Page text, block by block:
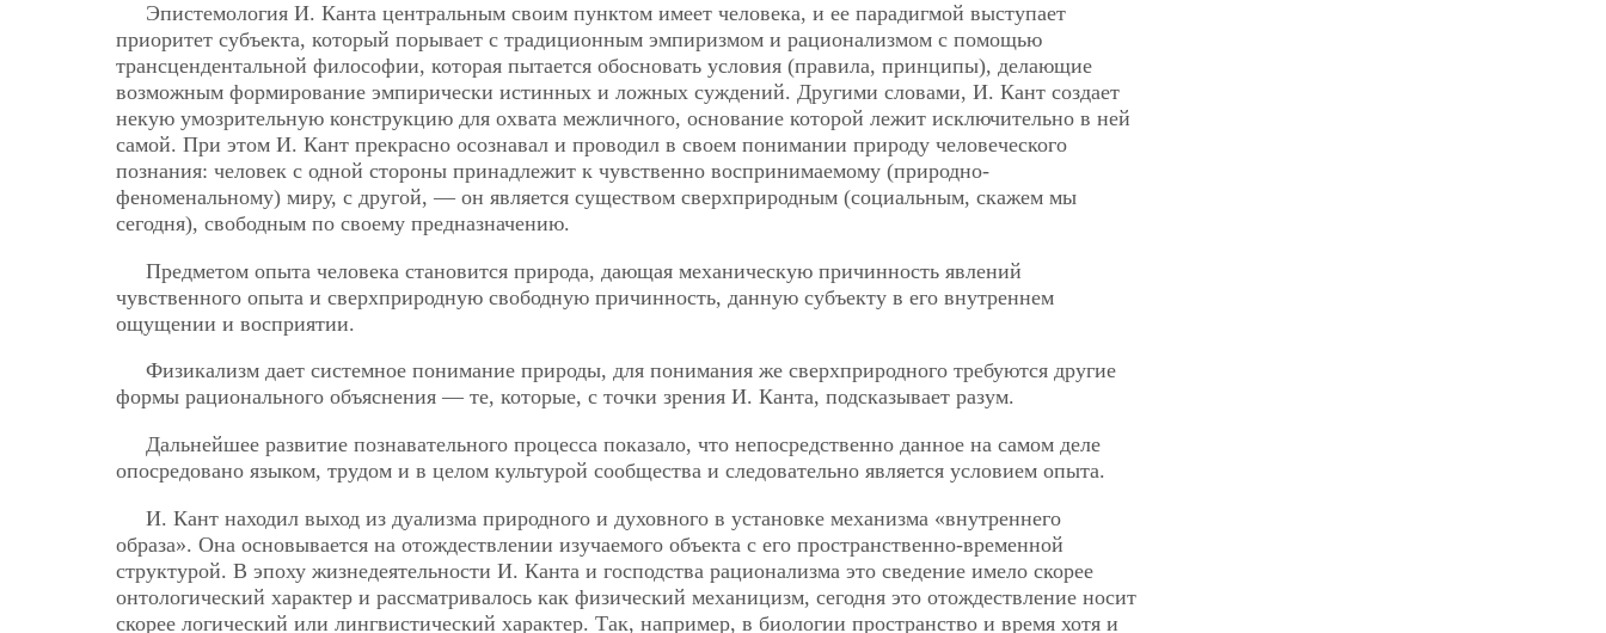
Эпистемология И. Канта центральным своим пунктом имеет человека, и ее парадигмой выступает
приоритет субъекта, который порывает с традиционным эмпиризмом и рационализмом с помощью
трансцендентальной философии, которая пытается обосновать условия (правила, принципы), делающие
возможным формирование эмпирически истинных и ложных суждений. Другими словами, И. Кант создает
некую умозрительную конструкцию для охвата межличного, основание которой лежит исключительно в ней
самой. При этом И. Кант прекрасно осознавал и проводил в своем понимании природу человеческого
познания: человек с одной стороны принадлежит к чувственно воспринимаемому (природно-
феноменальному) миру, с другой, — он является существом сверхприродным (социальным, скажем мы
сегодня), свободным по своему предназначению.
Предметом опыта человека становится природа, дающая механическую причинность явлений
чувственного опыта и сверхприродную свободную причинность, данную субъекту в его внутреннем
ощущении и восприятии.
Физикализм дает системное понимание природы, для понимания же сверхприродного требуются другие
формы рационального объяснения — те, которые, с точки зрения И. Канта, подсказывает разум.
Дальнейшее развитие познавательного процесса показало, что непосредственно данное на самом деле
опосредовано языком, трудом и в целом культурой сообщества и следовательно является условием опыта.
И. Кант находил выход из дуализма природного и духовного в установке механизма «внутреннего
образа». Она основывается на отождествлении изучаемого объекта с его пространственно-временной
структурой. В эпоху жизнедеятельности И. Канта и господства рационализма это сведение имело скорее
онтологический характер и рассматривалось как физический механицизм, сегодня это отождествление носит
скорее логический или лингвистический характер. Так, например, в биологии пространство и время хотя и